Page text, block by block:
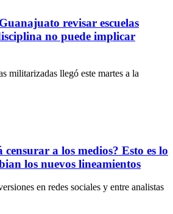
revisar escuelas
no puede implicar
militarizadas llegó este martes a la
a los medios? Esto es lo
los nuevos lineamientos
en redes sociales y entre analistas